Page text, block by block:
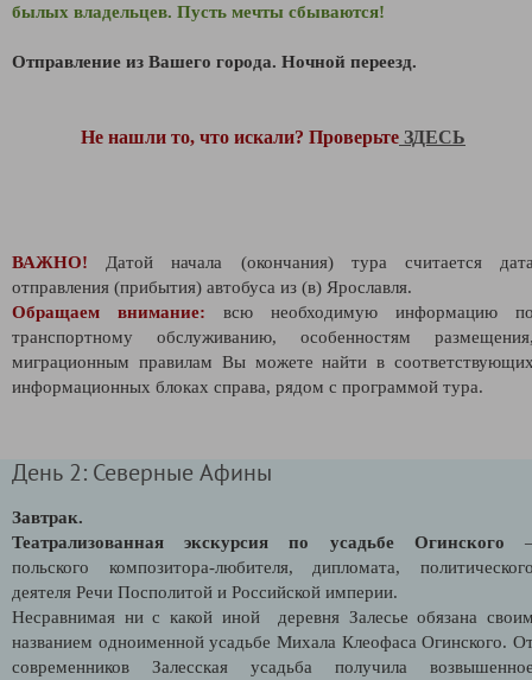
былых владельцев. Пусть мечты сбываются!
Отправление из Вашего города. Ночной переезд.
Не нашли то, что искали? Проверьте ЗДЕСЬ
ВАЖНО!
Датой начала (окончания) тура считается
отправления (прибытия) автобуса из (в) Ярославля.
Обращаем внимание:
всю необходимую информацию
транспортному обслуживанию, особенностям
миграционным правилам Вы можете найти в
информационных блоках справа, рядом с программой тура.
День 2: Северные Афины
Завтрак.
Театрализованная экскурсия по усадьбе Огинского
польского композитора-любителя, дипломата,
деятеля Речи Посполитой и Российской империи.
Несравнимая ни с какой иной деревня Залесье обязана
названием одноименной усадьбе Михала Клеофаса Огинского.
современников Залесская усадьба получила